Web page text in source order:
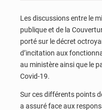
Les discussions entre le
publique et de la
porté sur le décret
d’incitation aux
au ministère ainsi que le
Covid-19.
Sur ces différents points
a assuré face aux